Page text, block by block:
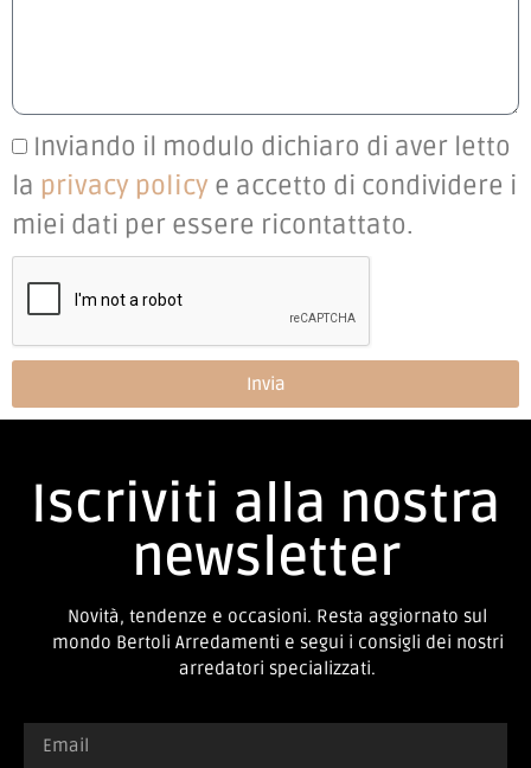
Inviando il modulo dichiaro di aver letto
la privacy policy e accetto di condividere i
miei dati per essere ricontattato.
Invia
Iscriviti alla nostra
newsletter
Novità, tendenze e occasioni. Resta aggiornato sul
mondo Bertoli Arredamenti e segui i consigli dei nostri
arredatori specializzati.